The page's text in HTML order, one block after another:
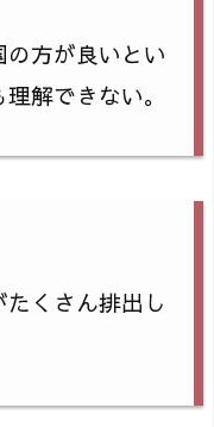
方が良いとい
解できない。
くさん排出し